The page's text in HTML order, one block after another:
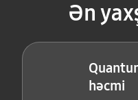
Ən
həcmi